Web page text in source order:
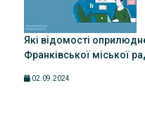
Які відомості
Франківської міської
02.09.2024